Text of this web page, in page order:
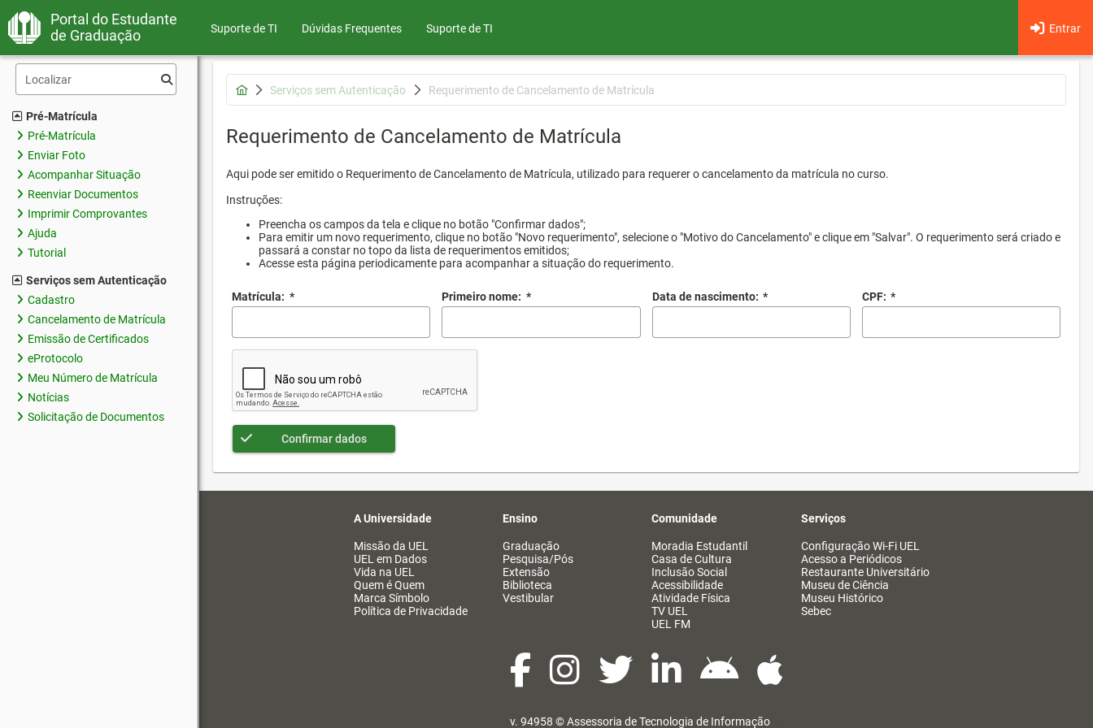
Portal do Estudante
de Graduação
Suporte de TI Dúvidas Frequentes Entrar
Suporte de TI
Pré-Matrícula
Pré-Matrícula
Enviar Foto
Acompanhar Situação
Reenviar Documentos
Imprimir Comprovantes
Ajuda
Tutorial
Serviços sem Autenticação
Cadastro
Cancelamento de Matrícula
Emissão de Certificados
eProtocolo
Meu Número de Matrícula
Notícias
Solicitação de Documentos
Serviços sem Autenticação Requerimento de Cancelamento de Matrícula
Requerimento de Cancelamento de Matrícula
Aqui pode ser emitido o Requerimento de Cancelamento de Matrícula, utilizado para requerer o cancelamento da matrícula no curso.
Instruções:
Preencha os campos da tela e clique no botão "Confirmar dados";
Para emitir um novo requerimento, clique no botão "Novo requerimento", selecione o "Motivo do Cancelamento" e clique em "Salvar". O requerimento será criado e
passará a constar no topo da lista de requerimentos emitidos;
Acesse esta página periodicamente para acompanhar a situação do requerimento.
Matrícula: * Primeiro nome: * Data de nascimento: * CPF: *
Confirmar dados
A Universidade
Missão da UEL
UEL em Dados
Vida na UEL
Quem é Quem
Marca Símbolo
Política de Privacidade
Ensino
Graduação
Pesquisa/Pós
Extensão
Biblioteca
Vestibular
Comunidade
Moradia Estudantil
Casa de Cultura
Inclusão Social
Acessibilidade
Atividade Física
TV UEL
UEL FM
Serviços
Configuração Wi-Fi UEL
Acesso a Periódicos
Restaurante Universitário
Museu de Ciência
Museu Histórico
Sebec
v. 94958 ©Assessoria de Tecnologia de Informação